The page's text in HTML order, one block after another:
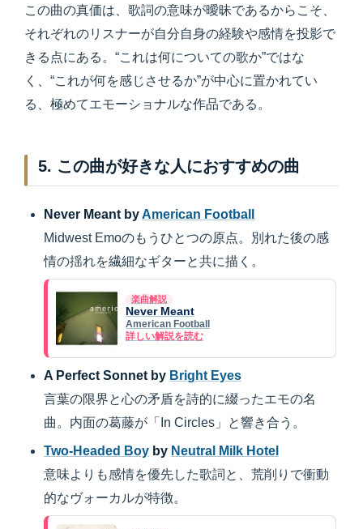
この曲の真価は、歌詞の意味が曖昧であるからこそ、
それぞれのリスナーが自分自身の経験や感情を投影で
きる点にある。“これは何についての歌か”ではな
く、“これが何を感じさせるか”が中心に置かれてい
る、極めてエモーショナルな作品である。
5. この曲が好きな人におすすめの曲
Never Meant byAmerican Football
Midwest Emoのもうひとつの原点。別れた後の感
情の揺れを繊細なギターと共に描く。
楽曲解説
Never Meant
American Football
詳しい解説を読む
A Perfect Sonnet by Bright Eyes
言葉の限界と心の矛盾を詩的に綴ったエモの名
曲。内面の葛藤が「In Circles」と響き合う。
Two-Headed Boy by Neutral Milk Hotel
意味よりも感情を優先した歌詞と、荒削りで衝動
的なヴォーカルが特徴。